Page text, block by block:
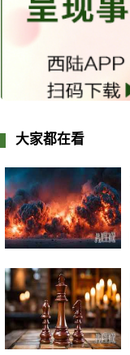
大家都在看